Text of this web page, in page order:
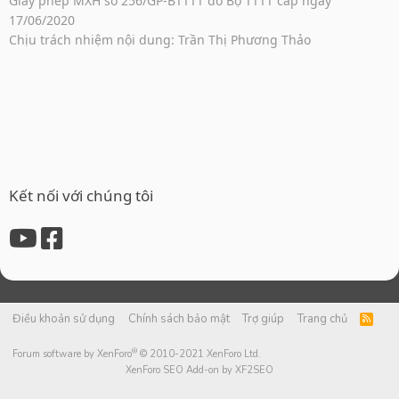
17/06/2020
Chịu trách nhiệm nội dung: Trần Thị Phương Thảo
Kết nối với chúng tôi
Điều khoản sử dụng Chính sách bảo mật Trợ giúp Trang chủ
R
S
Forum software by XenForo® © 2010-2021 XenForo Ltd.
XenForo SEO Add-on by XF2SEO